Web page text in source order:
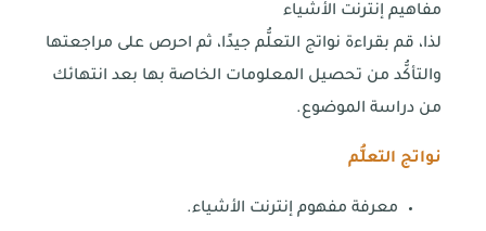
مفاهيم إنترنت الأشياء
لذا، قم بقراءة نواتج التعلُّم جيدًا، ثم احرص على مراجعتها
والتأكُّد من تحصيل المعلومات الخاصة بها بعد انتهائك
من دراسة الموضوع.
نواتج التعلُّم
معرفة مفهوم إنترنت الأشياء.